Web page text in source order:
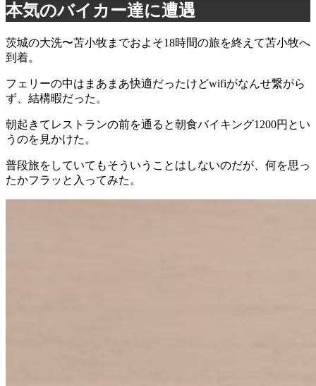
本気のバイカー達に遭遇
茨城の大洗〜苫小牧までおよそ18時間の旅を終えて苫小牧へ
到着。
フェリーの中はまあまあ快適だったけどwifiがなんせ繋がら
ず、結構暇だった。
朝起きてレストランの前を通ると朝食バイキング1200円とい
うのを見かけた。
普段旅をしていてもそういうことはしないのだが、何を思っ
たかフラッと入ってみた。